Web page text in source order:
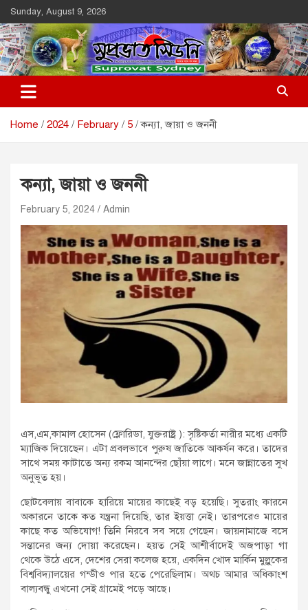
Skip
to
content
Sunday, August 9, 2026
Suprovat Sydney
The Leading Bangladesh Community Newspaper In Australia
Home 2024 February 5 কন্যা, জায়া ও জননী
কন্যা, জায়া ও জননী
February 5, 2024 Admin
এস,এম,কামাল হোসেন (ফ্লোরিডা, যুক্তরাষ্ট্র ): সৃষ্টিকর্তা নারীর মধ্যে একটি
ম্যাজিক দিয়েছেন। এটা প্রবলভাবে পুরুষ জাতিকে আকর্ষন করে। তাদের
সাথে সময় কাটাতে অন্য রকম আনন্দের ছোঁয়া লাগে। মনে জান্নাতের সুখ
অনুভূত হয়।
ছোটবেলায় বাবাকে হারিয়ে মায়ের কাছেই বড় হয়েছি। সুতরাং কারনে
অকারনে তাকে কত যন্ত্রনা দিয়েছি, তার ইয়ত্তা নেই। তারপরেও মায়ের
কাছে কত অভিযোগ! তিনি নিরবে সব সয়ে গেছেন। জায়নামাজে বসে
সন্তানের জন্য দোয়া করেছেন। হয়ত সেই আশীর্বাদেই অজপাড়া গা
থেকে উঠে এসে, দেশের সেরা কলেজ হয়ে, একদিন খোদ মার্কিন মুল্লুকের
বিশ্ববিদ্যালয়ের গন্ডীও পার হতে পেরেছিলাম। অথচ আমার অধিকাংশ
বাল্যবন্ধু এখনো সেই গ্রামেই পড়ে আছে।